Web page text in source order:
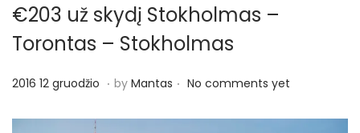
€203 už skydį Stokholmas –
Torontas – Stokholmas
P
2016 12 gruodžio 2. by Mantas . No comments yet